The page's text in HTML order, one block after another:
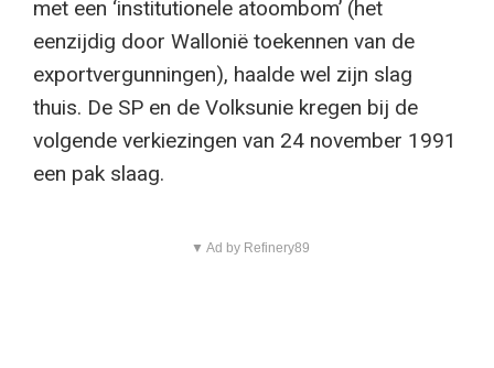
met een ‘institutionele atoombom’ (het
eenzijdig door Wallonië toekennen van de
exportvergunningen), haalde wel zijn slag
thuis. De SP en de Volksunie kregen bij de
volgende verkiezingen van 24 november 1991
een pak slaag.
▼ Ad by Refinery89